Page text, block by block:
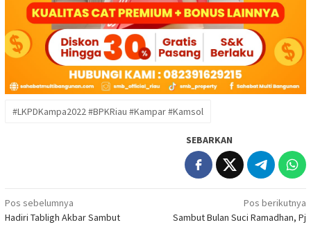
#LKPDKampa2022 #BPKRiau #Kampar #Kamsol
SEBARKAN
Navigasi
Pos sebelumnya
Hadiri Tabligh Akbar Sambut
Pos berikutnya
Sambut Bulan Suci Ramadhan, Pj